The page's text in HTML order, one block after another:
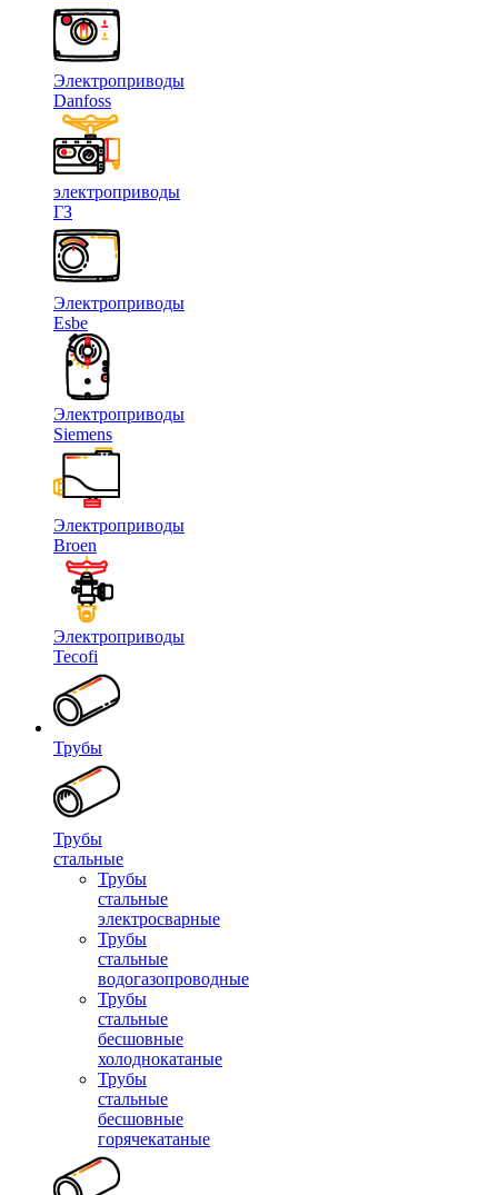
Электроприводы
Danfoss
электроприводы
ГЗ
Электроприводы
Esbe
Электроприводы
Siemens
Электроприводы
Broen
Электроприводы
Tecofi
Трубы
Трубы
стальные
Трубы
стальные
электросварные
Трубы
стальные
водогазопроводные
Трубы
стальные
бесшовные
холоднокатаные
Трубы
стальные
бесшовные
горячекатаные